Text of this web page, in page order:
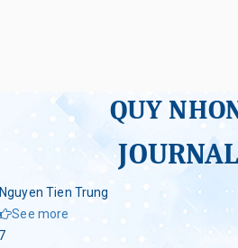
QUY
Tien Trung
See more